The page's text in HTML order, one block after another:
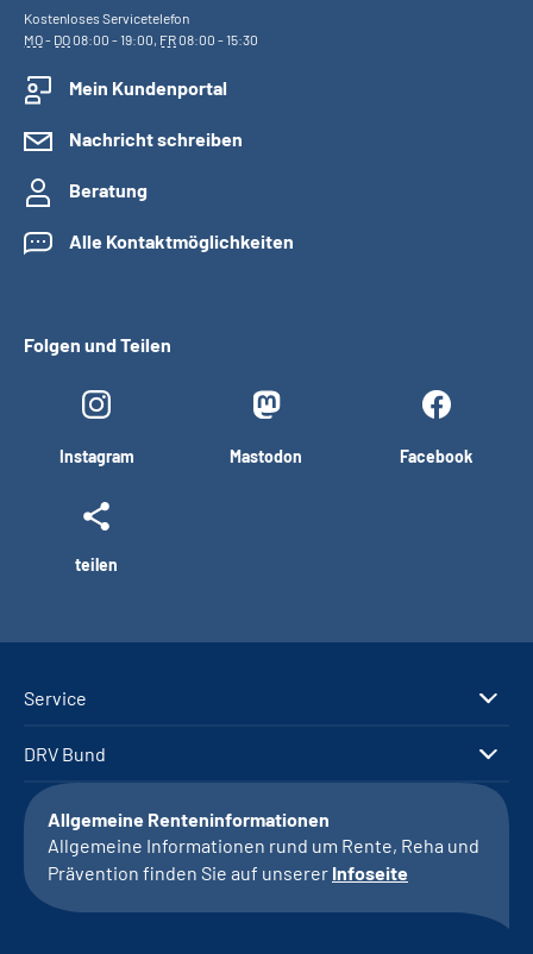
Kostenloses Servicetelefon
MO- DO08:00 - 19:00, FR08:00 - 15:30
Mein Kundenportal
Nachricht schreiben
Beratung
Alle Kontaktmöglichkeiten
Folgen und Teilen
Instagram Mastodon Facebook
teilen
Service
DRV Bund
Allgemeine Renteninformationen
Allgemeine Informationen rund um Rente, Reha und
Prävention finden Sie auf unserer Infoseite